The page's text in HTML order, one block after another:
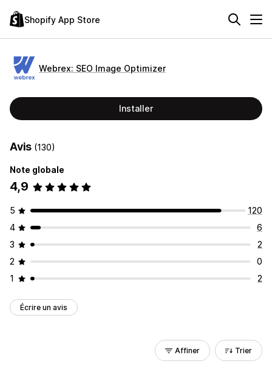
Shopify App Store
Webrex: SEO Image Optimizer
Installer
Avis (130)
Note globale
4,9
5
120
4
6
3
2
2
0
1
2
Écrire un avis
Affiner Trier